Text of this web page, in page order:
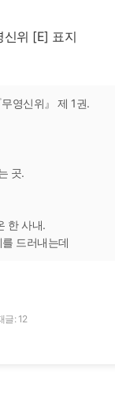
영신위』 제 1권.
곳.
한 사내.
드러내는데
글: 12